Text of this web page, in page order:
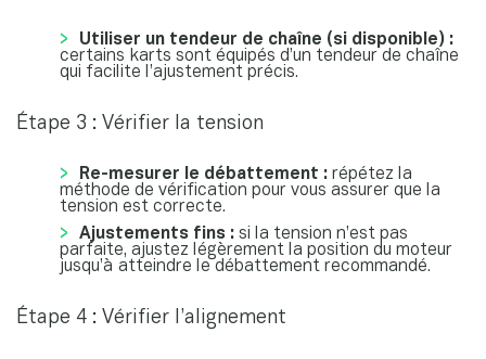
Utiliser un tendeur de chaîne (si disponible) :
certains karts sont équipés d’un tendeur de chaîne
qui facilite l’ajustement précis.
Étape 3 : Vérifier la tension
Re-mesurer le débattement : répétez la
méthode de vérification pour vous assurer que la
tension est correcte.
Ajustements fins : si la tension n’est pas
parfaite, ajustez légèrement la position du moteur
jusqu’à atteindre le débattement recommandé.
Étape 4 : Vérifier l’alignement